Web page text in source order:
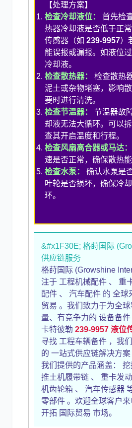
【处理方案】
检查冷却液位：
首先检
热器冷却液是否低于正
传感器（如 239-9957）
能误报或漏报。如液位
冷却液。
检查散热器：
检查散热
泥土或杂物堵塞，影响
要时进行清洗。
检查节温器：
节温器故
却液无法大循环。可以
查其开启温度和行程。
检查风扇离合器或马达：
速是否正常，确保散热能
检查水泵：
确认水泵是
叶轮是否损坏，确保冷
环。
&#x1F30E; 格莳国际
供应链服务
格莳国际 (Growshine
注于 工程机械配件 、 重
配件 、 汽车配件 的 全球
贸易 。我们致力于为全
量、有竞争力的 设备备
卡特彼勒 239-9957 液位
寻找 工程车辆备件 ，我
的 一站式供应链解决方案
我们提供的产品涵盖： 挖
推土机履带链 、 重卡发
机齿轮箱 、 汽车传感器
零部件 。欢迎全球客户来
开拓 国际贸易 市场。